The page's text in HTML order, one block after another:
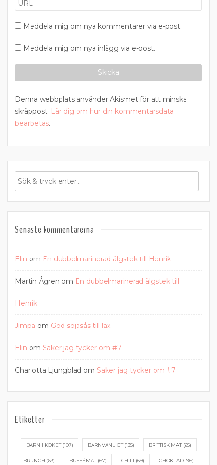
Meddela mig om nya kommentarer via e-post.
Meddela mig om nya inlägg via e-post.
Denna webbplats använder Akismet för att minska
skräppost. Lär dig om hur din kommentarsdata
bearbetas.
Senaste kommentarerna
Elin om En dubbelmarinerad älgstek till Henrik
Martin Ågren om En dubbelmarinerad älgstek till
Henrik
Jimpa om God sojasås till lax
Elin om Saker jag tycker om #7
Charlotta Ljungblad om Saker jag tycker om #7
Etiketter
BARN I KÖKET(107) BARNVÄNLIGT(135) BRITTISK MAT(65)
BRUNCH (63) BUFFÉMAT(67) CHILI (69) CHOKLAD (96)